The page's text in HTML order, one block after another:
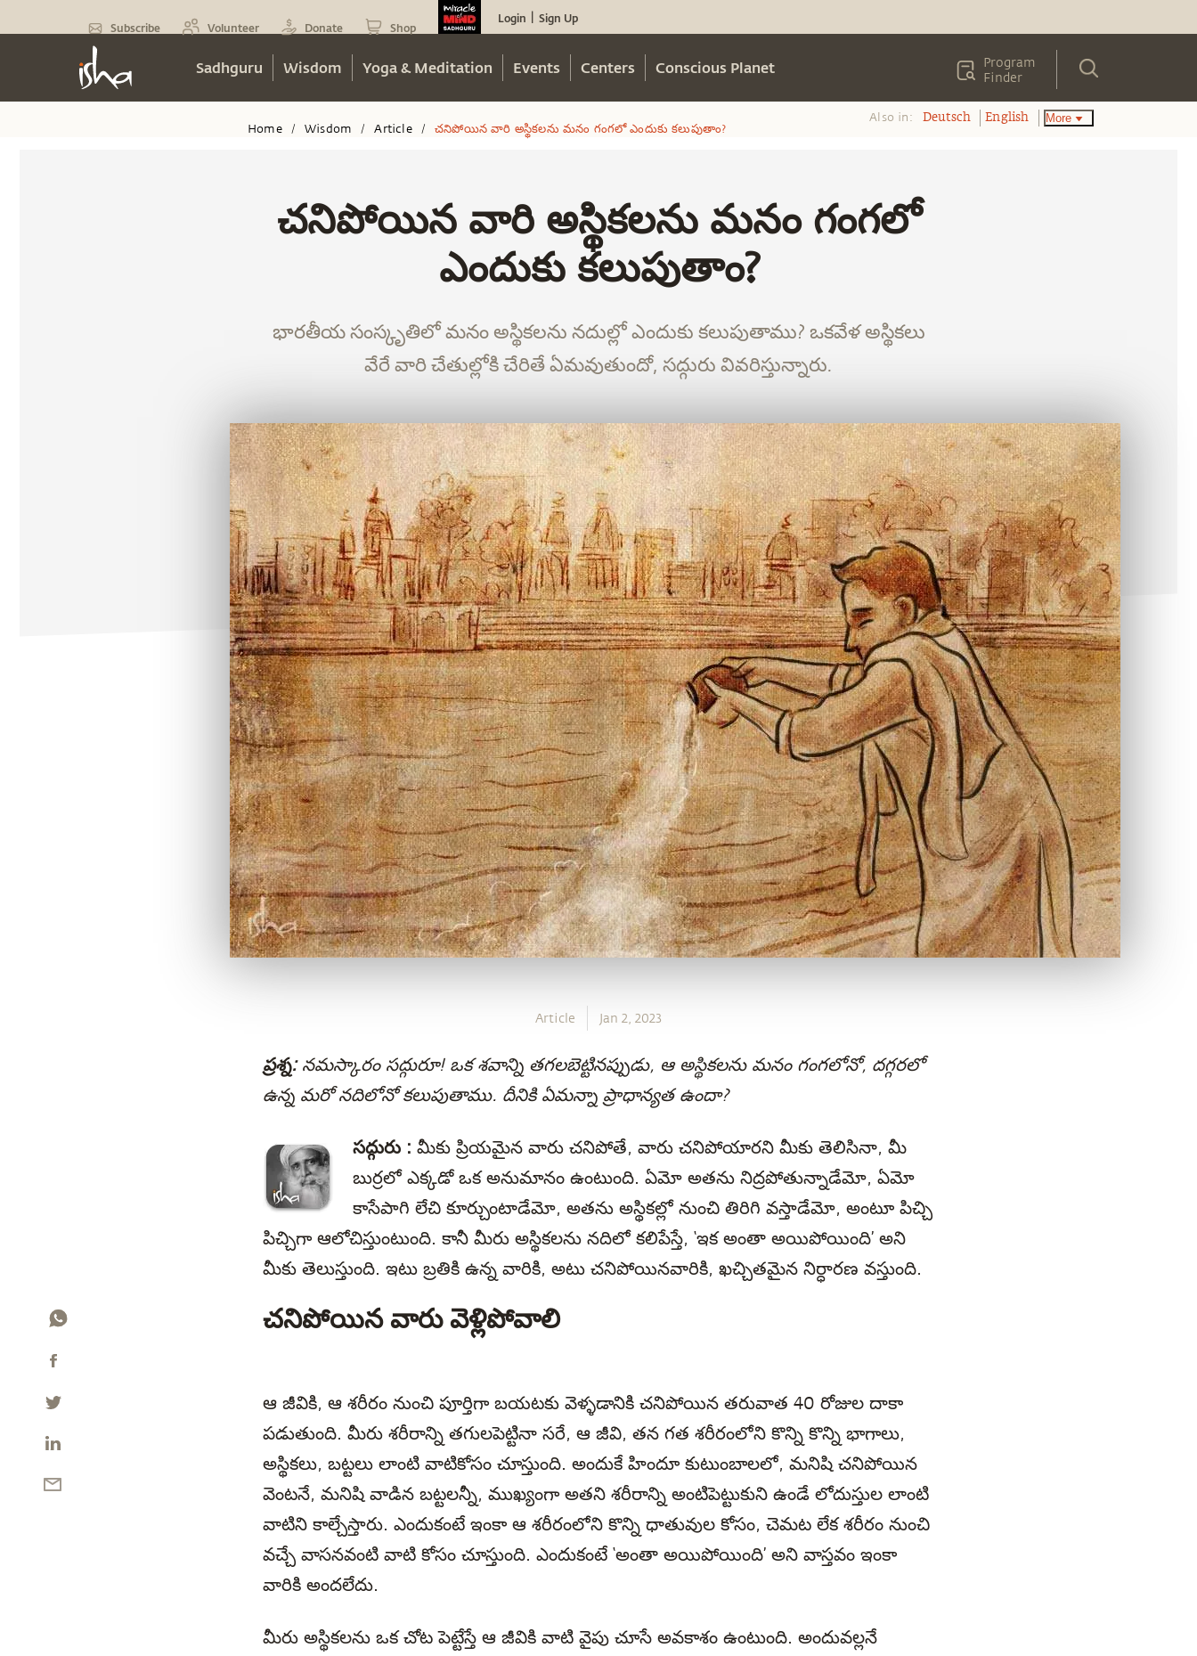
Subscribe Volunteer Donate Shop
Login Sign Up
Sadhguru Wisdom Yoga & Meditation Events Centers Conscious Planet
Program
Finder
Home / Wisdom / Article / చనిపోయిన వారి అస్థికలను మనం గంగలో ఎందుకు కలుపుతాం?
Also in: Deutsch English More
చనిపోయిన వారి అస్థికలను మనం గంగలో
ఎందుకు కలుపుతాం?
భారతీయ సంస్కృతిలో మనం అస్థికలను నదుల్లో ఎందుకు కలుపుతాము? ఒకవేళ అస్థికలు
వేరే వారి చేతుల్లోకి చేరితే ఏమవుతుందో, సద్గురు వివరిస్తున్నారు.
Article Jan 2, 2023
ప్రశ్న: నమస్కారం సద్గురూ! ఒక శవాన్ని తగలబెట్టినప్పుడు, ఆ అస్థికలను మనం గంగలోనో, దగ్గరలో
ఉన్న మరో నదిలోనో కలుపుతాము. దీనికి ఏమన్నా ప్రాధాన్యత ఉందా?
సద్గురు : మీకు ప్రియమైన వారు చనిపోతే, వారు చనిపోయారని మీకు తెలిసినా, మీ
బుర్రలో ఎక్కడో ఒక అనుమానం ఉంటుంది. ఏమో అతను నిద్రపోతున్నాడేమో, ఏమో
కాసేపాగి లేచి కూర్చుంటాడేమో, అతను అస్థికల్లో నుంచి తిరిగి వస్తాడేమో, అంటూ పిచ్చి
పిచ్చిగా ఆలోచిస్తుంటుంది. కానీ మీరు అస్థికలను నదిలో కలిపేస్తే, ‘ఇక అంతా అయిపోయింది’ అని
మీకు తెలుస్తుంది. ఇటు బ్రతికి ఉన్న వారికి, అటు చనిపోయినవారికి, ఖచ్చితమైన నిర్ధారణ వస్తుంది.
చనిపోయిన వారు వెళ్లిపోవాలి
ఆ జీవికి, ఆ శరీరం నుంచి పూర్తిగా బయటకు వెళ్ళడానికి చనిపోయిన తరువాత 40 రోజుల దాకా
పడుతుంది. మీరు శరీరాన్ని తగులపెట్టినా సరే, ఆ జీవి, తన గత శరీరంలోని కొన్ని కొన్ని భాగాలు,
అస్థికలు, బట్టలు లాంటి వాటికోసం చూస్తుంది. అందుకే హిందూ కుటుంబాలలో, మనిషి చనిపోయిన
వెంటనే, మనిషి వాడిన బట్టలన్నీ, ముఖ్యంగా అతని శరీరాన్ని అంటిపెట్టుకుని ఉండే లోదుస్తుల లాంటి
వాటిని కాల్చేస్తారు. ఎందుకంటే ఇంకా ఆ శరీరంలోని కొన్ని ధాతువుల కోసం, చెమట లేక శరీరం నుంచి
వచ్చే వాసనవంటి వాటి కోసం చూస్తుంది. ఎందుకంటే ‘అంతా అయిపోయింది’ అని వాస్తవం ఇంకా
వారికి అందలేదు.
మీరు అస్థికలను ఒక చోట పెట్టేస్తే ఆ జీవికి వాటి వైపు చూసే అవకాశం ఉంటుంది. అందువల్లనే